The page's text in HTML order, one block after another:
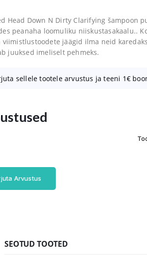
Head Down N Dirty Clarifying šampoon
peanaha loomuliku niiskustasakaalu..
viimistlustoodete jäägid ilma neid
juuksed imeliselt pehmeks.
sellele tootele arvustus ja teeni 1€
Arvustus
SEOTUD TOOTED